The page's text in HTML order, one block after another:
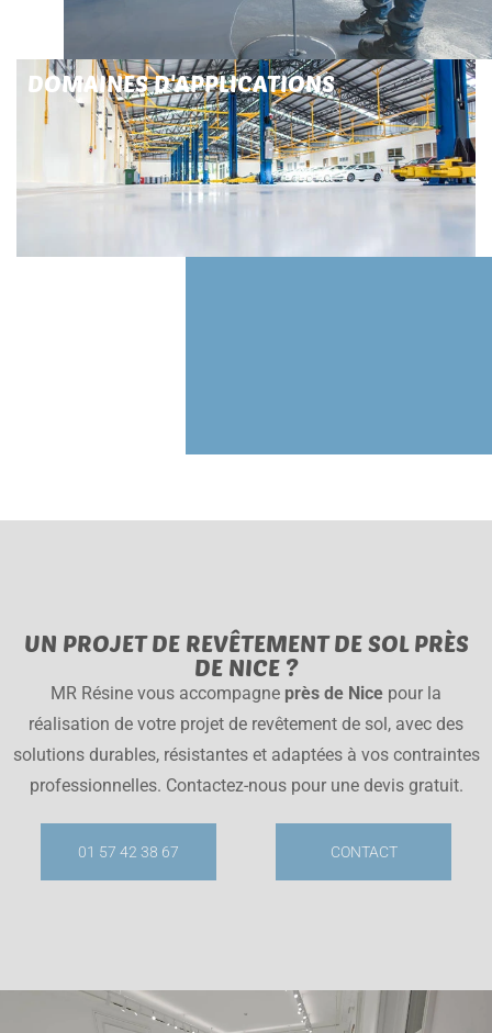
DOMAINES D'APPLICATIONS
UN PROJET DE REVÊTEMENT DE SOL PRÈS
DE NICE ?
MR Résine vous accompagne près de Nice pour la
réalisation de votre projet de revêtement de sol, avec des
solutions durables, résistantes et adaptées à vos contraintes
professionnelles. Contactez-nous pour une devis gratuit.
01 57 42 38 67 CONTACT